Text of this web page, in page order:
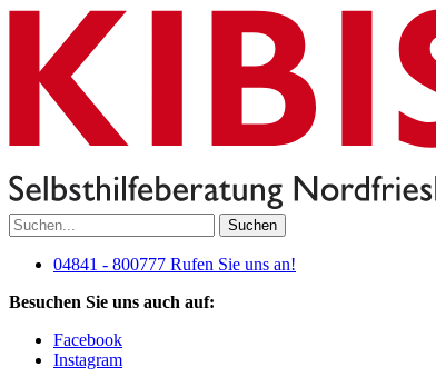
Suchen
04841 - 800777 Rufen Sie uns an!
Besuchen Sie uns auch auf:
Facebook
Instagram